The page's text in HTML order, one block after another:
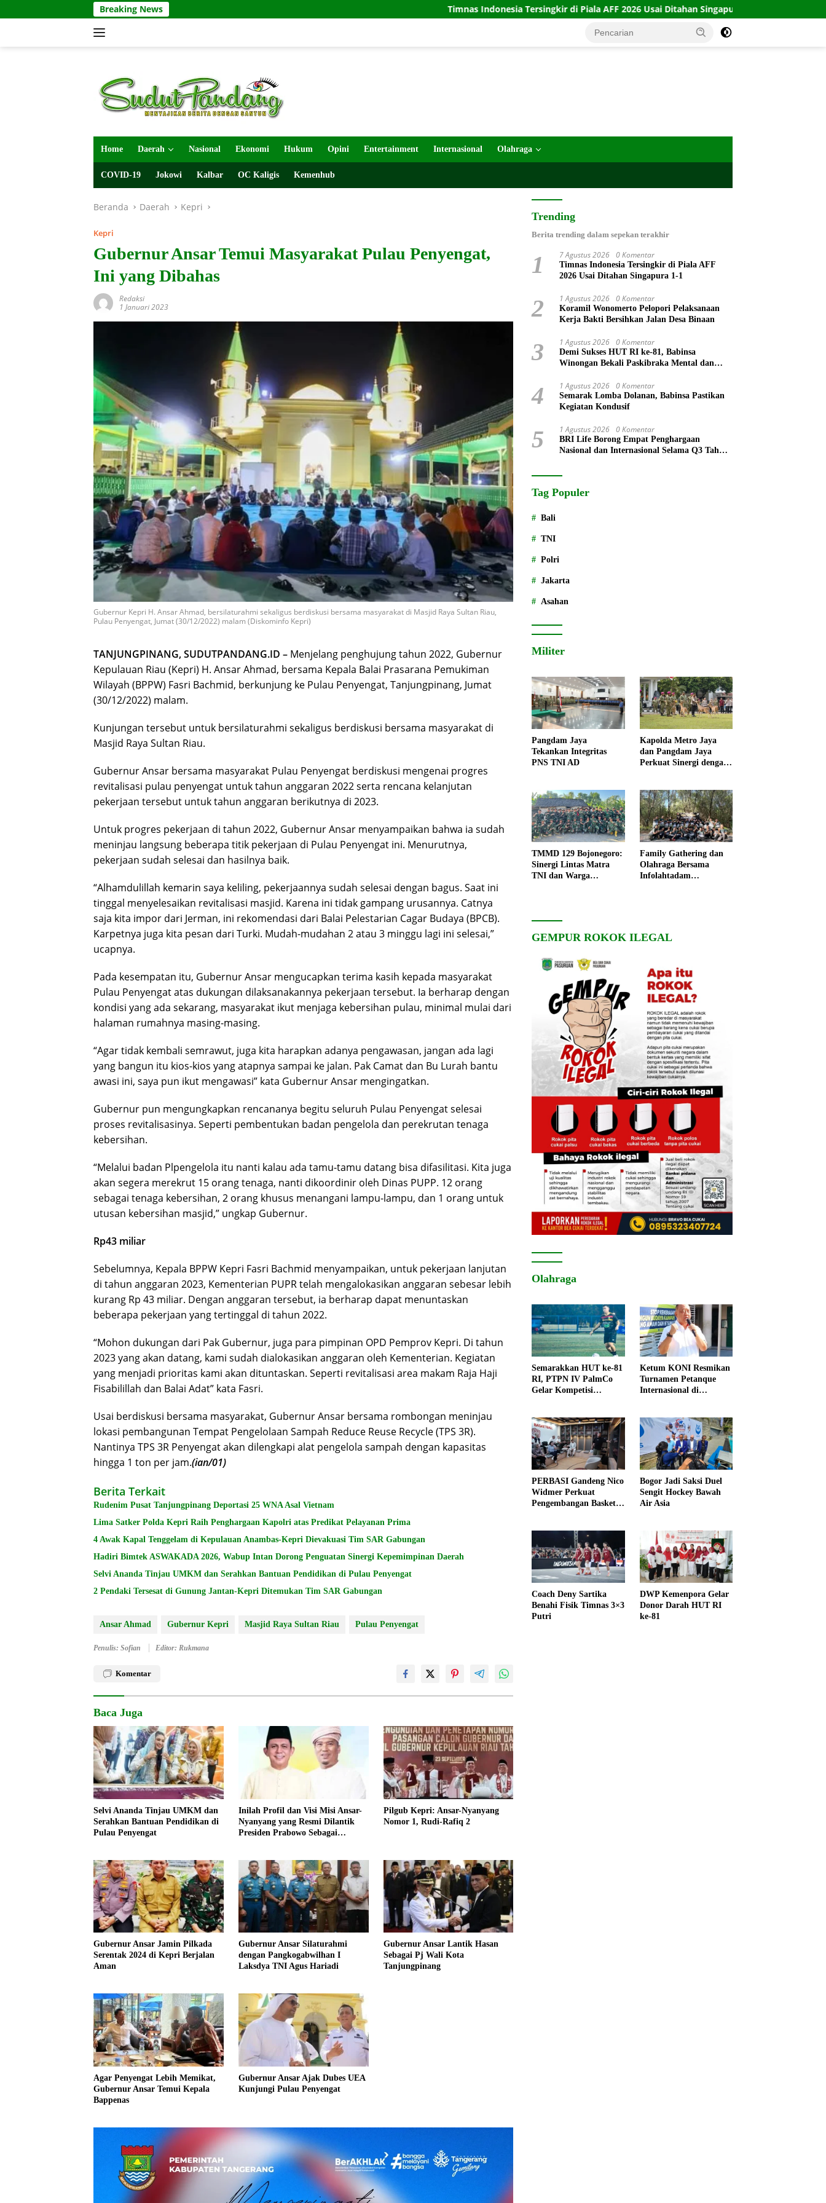
ke
Breaking News Timnas Indonesia Tersingkir di Piala AFF 2026 Usai Ditahan Singapura 1-1 10 Kartu Legacy 100
Home Daerah Nasional Ekonomi Hukum Opini Entertainment Internasional Olahraga
COVID-19 Jokowi Kalbar OC Kaligis Kemenhub
Beranda Daerah Kepri
Kepri
Gubernur Ansar Temui Masyarakat Pulau Penyengat,
Ini yang Dibahas
Redaksi
1 Januari 2023
Gubernur Kepri H. Ansar Ahmad, bersilaturahmi sekaligus berdiskusi bersama masyarakat di Masjid Raya Sultan Riau,
Pulau Penyengat, Jumat (30/12/2022) malam (Diskominfo Kepri)
TANJUNGPINANG, SUDUTPANDANG.ID – Menjelang penghujung tahun 2022, Gubernur
Kepulauan Riau (Kepri) H. Ansar Ahmad, bersama Kepala Balai Prasarana Pemukiman
Wilayah (BPPW) Fasri Bachmid, berkunjung ke Pulau Penyengat, Tanjungpinang, Jumat
(30/12/2022) malam.
Kunjungan tersebut untuk bersilaturahmi sekaligus berdiskusi bersama masyarakat di
Masjid Raya Sultan Riau.
Gubernur Ansar bersama masyarakat Pulau Penyengat berdiskusi mengenai progres
revitalisasi pulau penyengat untuk tahun anggaran 2022 serta rencana kelanjutan
pekerjaan tersebut untuk tahun anggaran berikutnya di 2023.
Untuk progres pekerjaan di tahun 2022, Gubernur Ansar menyampaikan bahwa ia sudah
meninjau langsung beberapa titik pekerjaan di Pulau Penyengat ini. Menurutnya,
pekerjaan sudah selesai dan hasilnya baik.
“Alhamdulillah kemarin saya keliling, pekerjaannya sudah selesai dengan bagus. Saat ini
tinggal menyelesaikan revitalisasi masjid. Karena ini tidak gampang urusannya. Catnya
saja kita impor dari Jerman, ini rekomendasi dari Balai Pelestarian Cagar Budaya (BPCB).
Karpetnya juga kita pesan dari Turki. Mudah-mudahan 2 atau 3 minggu lagi ini selesai,”
ucapnya.
Pada kesempatan itu, Gubernur Ansar mengucapkan terima kasih kepada masyarakat
Pulau Penyengat atas dukungan dilaksanakannya pekerjaan tersebut. Ia berharap dengan
kondisi yang ada sekarang, masyarakat ikut menjaga kebersihan pulau, minimal mulai dari
halaman rumahnya masing-masing.
“Agar tidak kembali semrawut, juga kita harapkan adanya pengawasan, jangan ada lagi
yang bangun itu kios-kios yang atapnya sampai ke jalan. Pak Camat dan Bu Lurah bantu
awasi ini, saya pun ikut mengawasi” kata Gubernur Ansar mengingatkan.
Gubernur pun mengungkapkan rencananya begitu seluruh Pulau Penyengat selesai
proses revitalisasinya. Seperti pembentukan badan pengelola dan perekrutan tenaga
kebersihan.
“Melalui badan Plpengelola itu nanti kalau ada tamu-tamu datang bisa difasilitasi. Kita juga
akan segera merekrut 15 orang tenaga, nanti dikoordinir oleh Dinas PUPP. 12 orang
sebagai tenaga kebersihan, 2 orang khusus menangani lampu-lampu, dan 1 orang untuk
utusan kebersihan masjid,” ungkap Gubernur.
Rp43 miliar
Sebelumnya, Kepala BPPW Kepri Fasri Bachmid menyampaikan, untuk pekerjaan lanjutan
di tahun anggaran 2023, Kementerian PUPR telah mengalokasikan anggaran sebesar lebih
kurang Rp 43 miliar. Dengan anggaran tersebut, ia berharap dapat menuntaskan
beberapa pekerjaan yang tertinggal di tahun 2022.
“Mohon dukungan dari Pak Gubernur, juga para pimpinan OPD Pemprov Kepri. Di tahun
2023 yang akan datang, kami sudah dialokasikan anggaran oleh Kementerian. Kegiatan
yang menjadi prioritas kami akan dituntaskan. Seperti revitalisasi area makam Raja Haji
Fisabilillah dan Balai Adat” kata Fasri.
Usai berdiskusi bersama masyarakat, Gubernur Ansar bersama rombongan meninjau
lokasi pembangunan Tempat Pengelolaan Sampah Reduce Reuse Recycle (TPS 3R).
Nantinya TPS 3R Penyengat akan dilengkapi alat pengelola sampah dengan kapasitas
hingga 1 ton per jam.(ian/01)
Berita Terkait
Rudenim Pusat Tanjungpinang Deportasi 25 WNA Asal Vietnam
Lima Satker Polda Kepri Raih Penghargaan Kapolri atas Predikat Pelayanan Prima
4 Awak Kapal Tenggelam di Kepulauan Anambas-Kepri Dievakuasi Tim SAR Gabungan
Hadiri Bimtek ASWAKADA 2026, Wabup Intan Dorong Penguatan Sinergi Kepemimpinan Daerah
Selvi Ananda Tinjau UMKM dan Serahkan Bantuan Pendidikan di Pulau Penyengat
2 Pendaki Tersesat di Gunung Jantan-Kepri Ditemukan Tim SAR Gabungan
Ansar Ahmad Gubernur Kepri Masjid Raya Sultan Riau Pulau Penyengat
Penulis: Sofian Editor: Rukmana
Komentar
Baca Juga
Selvi Ananda Tinjau UMKM dan
Serahkan Bantuan Pendidikan di
Pulau Penyengat
Inilah Profil dan Visi Misi Ansar-
Nyanyang yang Resmi Dilantik
Presiden Prabowo Sebagai
Pilgub Kepri: Ansar-Nyanyang
Nomor 1, Rudi-Rafiq 2
Gubernur Ansar Jamin Pilkada
Serentak 2024 di Kepri Berjalan
Aman
Gubernur Ansar Silaturahmi
dengan Pangkogabwilhan I
Laksdya TNI Agus Hariadi
Gubernur Ansar Lantik Hasan
Sebagai Pj Wali Kota
Tanjungpinang
Agar Penyengat Lebih Memikat,
Gubernur Ansar Temui Kepala
Bappenas
Gubernur Ansar Ajak Dubes UEA
Kunjungi Pulau Penyengat
Trending
Berita trending dalam sepekan terakhir
1 7 Agustus 2026 0 Komentar
Timnas Indonesia Tersingkir di Piala AFF
2026 Usai Ditahan Singapura 1-1
2 1 Agustus 2026 0 Komentar
Koramil Wonomerto Pelopori Pelaksanaan
Kerja Bakti Bersihkan Jalan Desa Binaan
3 1 Agustus 2026 0 Komentar
Demi Sukses HUT RI ke-81, Babinsa
Winongan Bekali Paskibraka Mental dan
4 1 Agustus 2026 0 Komentar
Semarak Lomba Dolanan, Babinsa Pastikan
Kegiatan Kondusif
5 1 Agustus 2026 0 Komentar
BRI Life Borong Empat Penghargaan
Nasional dan Internasional Selama Q3 Tahun
Tag Populer
Bali
TNI
Polri
Jakarta
Asahan
Militer
Pangdam Jaya
Tekankan Integritas
PNS TNI AD
Kapolda Metro Jaya
dan Pangdam Jaya
Perkuat Sinergi dengan
TMMD 129 Bojonegoro:
Sinergi Lintas Matra
TNI dan Warga
Family Gathering dan
Olahraga Bersama
Infolahtadam
GEMPUR ROKOK ILEGAL
Olahraga
Semarakkan HUT ke-81
RI, PTPN IV PalmCo
Gelar Kompetisi
Ketum KONI Resmikan
Turnamen Petanque
Internasional di
PERBASI Gandeng Nico
Widmer Perkuat
Pengembangan Basket
Bogor Jadi Saksi Duel
Sengit Hockey Bawah
Air Asia
Coach Deny Sartika
Benahi Fisik Timnas 3×3
Putri
DWP Kemenpora Gelar
Donor Darah HUT RI
ke-81